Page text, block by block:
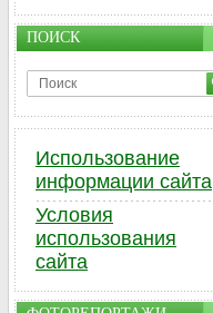
ПОИСК
Использование
информации сайта
Условия
использования
сайта